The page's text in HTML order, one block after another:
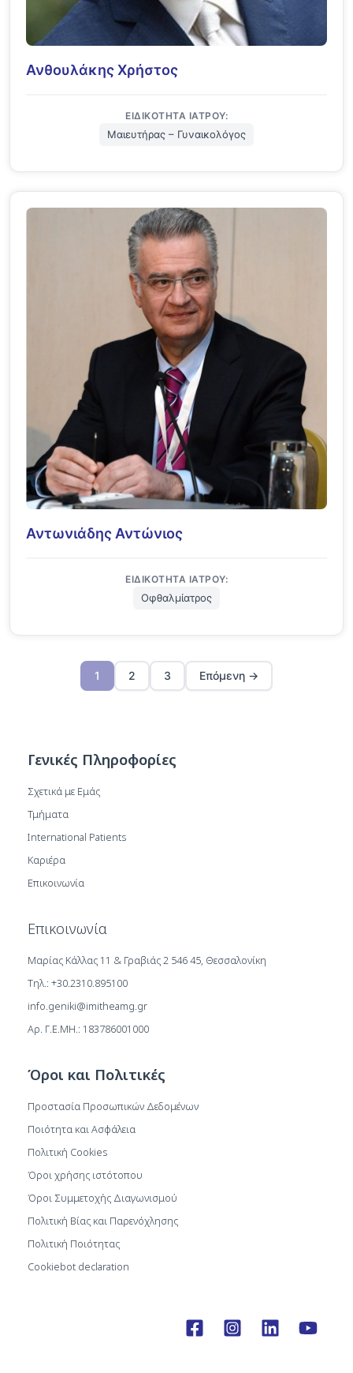
Ανθουλάκης Χρήστος
ΕΙΔΙΚΌΤΗΤΑ ΙΑΤΡΟΎ:
Μαιευτήρας – Γυναικολόγος
Αντωνιάδης Αντώνιος
ΕΙΔΙΚΌΤΗΤΑ ΙΑΤΡΟΎ:
Οφθαλμίατρος
1 2 3 Επόμενη →
Γενικές Πληροφορίες
Σχετικά με Εμάς
Τμήματα
International Patients
Καριέρα
Επικοινωνία
Επικοινωνία
Μαρίας Κάλλας 11 & Γραβιάς 2 546 45, Θεσσαλονίκη
Τηλ.: +30.2310.895100
info.geniki@imitheamg.gr
Αρ. Γ.Ε.ΜΗ.: 183786001000
Όροι και Πολιτικές
Προστασία Προσωπικών Δεδομένων
Ποιότητα και Ασφάλεια
Πολιτική Cookies
Όροι χρήσης ιστότοπου
Όροι Συμμετοχής Διαγωνισμού
Πολιτική Βίας και Παρενόχλησης
Πολιτική Ποιότητας
Cookiebot declaration